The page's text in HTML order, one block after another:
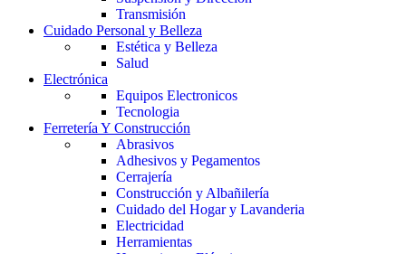
Transmisión
Cuidado Personal y Belleza
Estética y Belleza
Salud
Electrónica
Equipos Electronicos
Tecnologia
Ferretería Y Construcción
Abrasivos
Adhesivos y Pegamentos
Cerrajería
Construcción y Albañilería
Cuidado del Hogar y Lavanderia
Electricidad
Herramientas